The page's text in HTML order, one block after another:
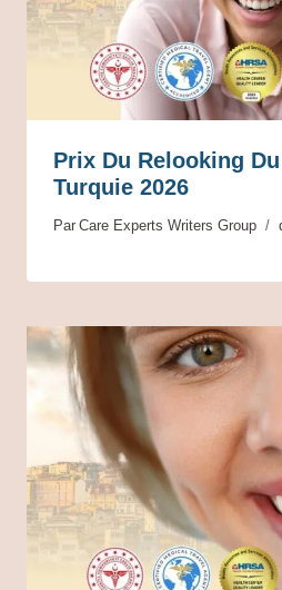
Prix Du Relooking
Turquie 2026
Par Care Experts Writers Group